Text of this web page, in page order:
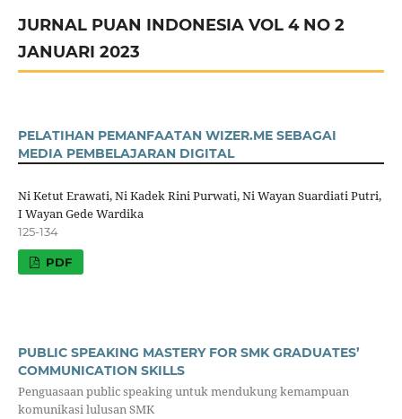
JURNAL PUAN INDONESIA VOL 4 NO 2
JANUARI 2023
PELATIHAN PEMANFAATAN WIZER.ME SEBAGAI
MEDIA PEMBELAJARAN DIGITAL
Ni Ketut Erawati, Ni Kadek Rini Purwati, Ni Wayan Suardiati Putri,
I Wayan Gede Wardika
125-134
PDF
PUBLIC SPEAKING MASTERY FOR SMK GRADUATES’
COMMUNICATION SKILLS
Penguasaan public speaking untuk mendukung kemampuan
komunikasi lulusan SMK